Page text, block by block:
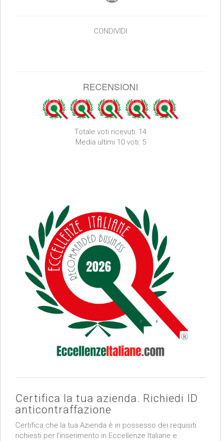
CONDIVIDI
RECENSIONI
Totale voti ricevuti: 14
Media ultimi 10 voti: 5
Certifica la tua azienda. Richiedi ID
anticontraffazione
Certifica che la tua Azienda è in possesso dei requisiti
richiesti per l’inserimento in Eccellenze Italiane e